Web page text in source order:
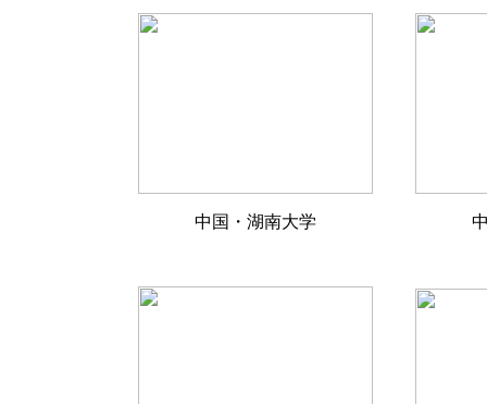
中国・湖南大学